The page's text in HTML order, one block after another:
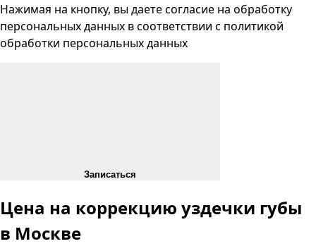
Нажимая на кнопку, вы даете согласие на обработку
персональных данных в соответствии с политикой
обработки персональных данных
Записаться
Цена на коррекцию уздечки губы
в Москве